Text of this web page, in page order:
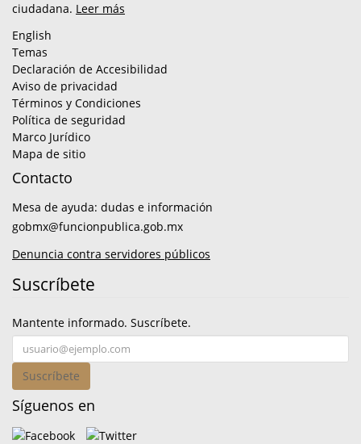
ciudadana. Leer más
English
Temas
Declaración de Accesibilidad
Aviso de privacidad
Términos y Condiciones
Política de seguridad
Marco Jurídico
Mapa de sitio
Contacto
Mesa de ayuda: dudas e información
gobmx@funcionpublica.gob.mx
Denuncia contra servidores públicos
Suscríbete
Mantente informado. Suscríbete.
Suscríbete
Síguenos en